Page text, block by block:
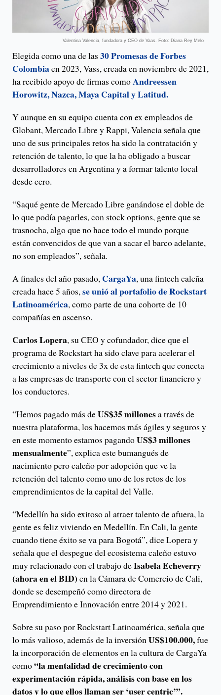
Valentina Valencia, fundadora y CEO de Vaas. Foto: Diana Rey Melo
Elegida como una de las 30 Promesas de Forbes
Colombiaen 2023, Vass, creada en noviembre de 2021,
ha recibido apoyo de firmas comoAndreessen
Horowitz, Nazca, Maya Capital y Latitud.
Y aunque en su equipo cuenta con ex empleados de
Globant, Mercado Libre y Rappi, Valencia señala que
uno de sus principales retos ha sido la contratación y
retención de talento, lo que la ha obligado a buscar
desarrolladores en Argentina y a formar talento local
desde cero.
“Saqué gente de Mercado Libre ganándose el doble de
lo que podía pagarles, con stock options, gente que se
trasnocha, algo que no hace todo el mundo porque
están convencidos de que van a sacar el barco adelante,
no son empleados”, señala.
A finales del año pasado, CargaYa, una fintech caleña
creada hace 5 años,se unió al portafolio de Rockstart
Latinoamérica, como parte de una cohorte de 10
compañías en ascenso.
Carlos Lopera, su CEO y cofundador, dice que el
programa de Rockstart ha sido clave para acelerar el
crecimiento a niveles de 3x de esta fintech que conecta
a las empresas de transporte con el sector financiero y
los conductores.
“Hemos pagado más deUS$35 millonesa través de
nuestra plataforma, los hacemos más ágiles y seguros y
en este momento estamos pagandoUS$3 millones
mensualmente”, explica este bumangués de
nacimiento pero caleño por adopción que ve la
retención del talento como uno de los retos de los
emprendimientos de la capital del Valle.
“Medellín ha sido exitoso al atraer talento de afuera, la
gente es feliz viviendo en Medellín. En Cali, la gente
cuando tiene éxito se va para Bogotá”, dice Lopera y
señala que el despegue del ecosistema caleño estuvo
muy relacionado con el trabajo deIsabela Echeverry
(ahora en el BID) en la Cámara de Comercio de Cali,
donde se desempeñó como directora de
Emprendimiento e Innovación entre 2014 y 2021.
Sobre su paso por Rockstart Latinoamérica, señala que
lo más valioso, además de la inversiónUS$100.000,fue
la incorporación de elementos en la cultura de CargaYa
como“la mentalidad de crecimiento con
experimentación rápida, análisis con base en los
datos y lo que ellos llaman ser ‘user centric’”.